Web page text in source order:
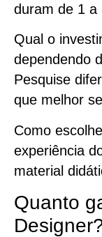
duram de 1 a
Qual o
dependendo
Pesquise
que melhor
Como
experiência
material
Quanto